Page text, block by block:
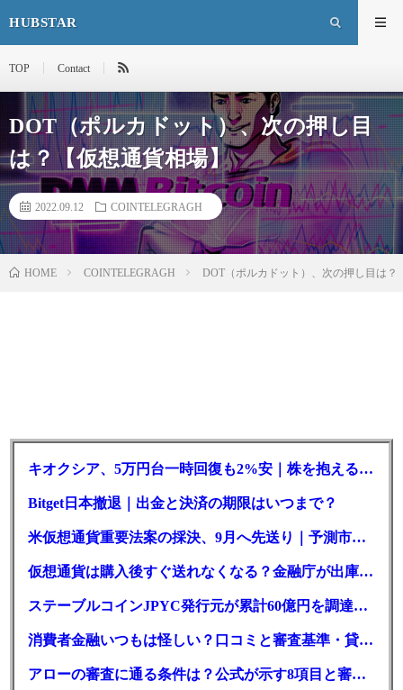
HUBSTAR
TOP Contact
DOT（ポルカドット）、次の押し目
は？【仮想通貨相場】
2022.09.12 COINTELEGRAGH
HOME COINTELEGRAGH DOT（ポルカドット）、次の押し目は？
キオクシア、5万円台一時回復も2%安｜株を抱える東芝は純利益30倍
Bitget日本撤退｜出金と決済の期限はいつまで？
米仮想通貨重要法案の採決、9月へ先送り｜予測市場の成立確率は14%に
仮想通貨は購入後すぐ送れなくなる？金融庁が出庫制限を要請
ステーブルコインJPYC発行元が累計60億円を調達、物流大手も出資参画
消費者金融いつもは怪しい？口コミと審査基準・貸付条件を調査
アローの審査に通る条件は？公式が示す8項目と審査時間